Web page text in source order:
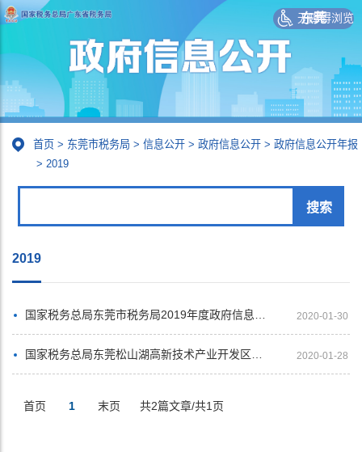
东莞
无障碍浏览
首页 > 东莞市税务局 > 信息公开 > 政府信息公开 > 政府信息公开年报
> 2019
2019
国家税务总局东莞市税务局2019年度政府信息公开工作报告 2020-01-30
国家税务总局东莞松山湖高新技术产业开发区税务局2019年政府信息公开工作年度报告 2020-01-28
首页 1 末页 共2篇文章/共1页